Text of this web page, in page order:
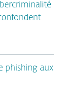
phishing aux